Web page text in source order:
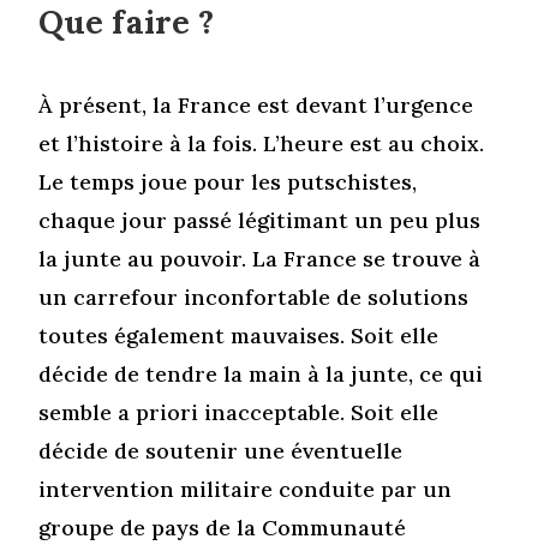
Que faire ?
À présent, la France est devant l’urgence
et l’histoire à la fois. L’heure est au choix.
Le temps joue pour les putschistes,
chaque jour passé légitimant un peu plus
la junte au pouvoir. La France se trouve à
un carrefour inconfortable de solutions
toutes également mauvaises. Soit elle
décide de tendre la main à la junte, ce qui
semble a priori inacceptable. Soit elle
décide de soutenir une éventuelle
intervention militaire conduite par un
groupe de pays de la Communauté